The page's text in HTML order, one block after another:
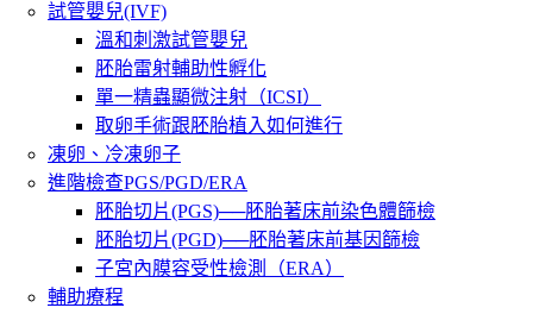
試管嬰兒(IVF)
溫和刺激試管嬰兒
胚胎雷射輔助性孵化
單一精蟲顯微注射（ICSI）
取卵手術跟胚胎植入如何進行
凍卵、冷凍卵子
進階檢查PGS/PGD/ERA
胚胎切片(PGS)──胚胎著床前染色體篩檢
胚胎切片(PGD)──胚胎著床前基因篩檢
子宮內膜容受性檢測（ERA）
輔助療程